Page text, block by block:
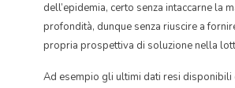
dell’epidemia, certo senza intaccarne la
profondità, dunque senza riuscire a
propria prospettiva di soluzione nella
Ad esempio gli ultimi dati resi disponibili